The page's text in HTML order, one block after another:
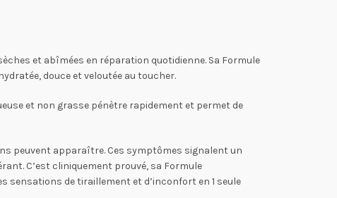
et abîmées en réparation quotidienne. Sa Formule
douce et veloutée au toucher.
et non grasse pénètre rapidement et permet de
peuvent apparaître. Ces symptômes signalent un
C’est cliniquement prouvé, sa Formule
sensations de tiraillement et d’inconfort en 1 seule